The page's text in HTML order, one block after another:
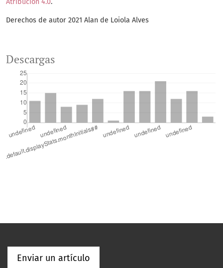
Atribución 4.0.
Derechos de autor 2021 Alan de Loiola Alves
Descargas
Enviar un artículo